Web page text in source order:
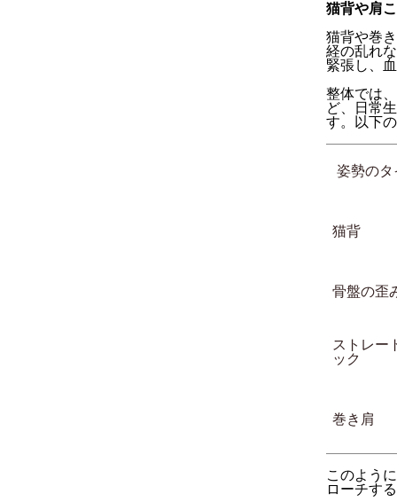
猫背や肩
猫背や巻
経の乱れ
緊張し、
整体では
ど、日常
す。以下
姿勢のタ
猫背
骨盤の歪
ストレー
ック
巻き肩
このよう
ローチす